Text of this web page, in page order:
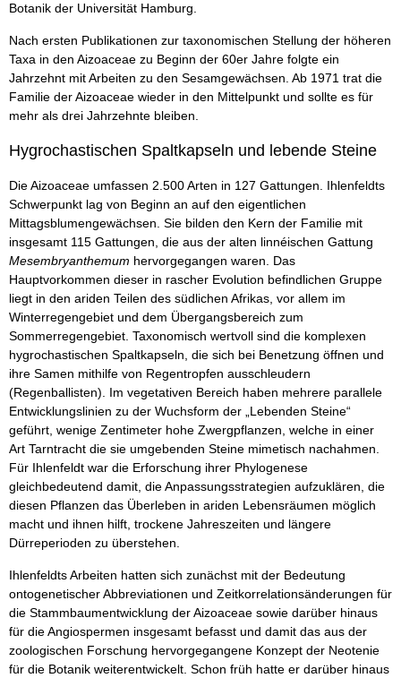
Botanik der Universität Hamburg.
Nach ersten Publikationen zur taxonomischen Stellung der höheren
Taxa in den Aizoaceae zu Beginn der 60er Jahre folgte ein
Jahrzehnt mit Arbeiten zu den Sesamgewächsen. Ab 1971 trat die
Familie der Aizoaceae wieder in den Mittelpunkt und sollte es für
mehr als drei Jahrzehnte bleiben.
Hygrochastischen Spaltkapseln und lebende Steine
Die Aizoaceae umfassen 2.500 Arten in 127 Gattungen. Ihlenfeldts
Schwerpunkt lag von Beginn an auf den eigentlichen
Mittagsblumengewächsen. Sie bilden den Kern der Familie mit
insgesamt 115 Gattungen, die aus der alten linnéischen Gattung
Mesembryanthemum hervorgegangen waren. Das
Hauptvorkommen dieser in rascher Evolution befindlichen Gruppe
liegt in den ariden Teilen des südlichen Afrikas, vor allem im
Winterregengebiet und dem Übergangsbereich zum
Sommerregengebiet. Taxonomisch wertvoll sind die komplexen
hygrochastischen Spaltkapseln, die sich bei Benetzung öffnen und
ihre Samen mithilfe von Regentropfen ausschleudern
(Regenballisten). Im vegetativen Bereich haben mehrere parallele
Entwicklungslinien zu der Wuchsform der „Lebenden Steine“
geführt, wenige Zentimeter hohe Zwergpflanzen, welche in einer
Art Tarntracht die sie umgebenden Steine mimetisch nachahmen.
Für Ihlenfeldt war die Erforschung ihrer Phylogenese
gleichbedeutend damit, die Anpassungsstrategien aufzuklären, die
diesen Pflanzen das Überleben in ariden Lebensräumen möglich
macht und ihnen hilft, trockene Jahreszeiten und längere
Dürreperioden zu überstehen.
Ihlenfeldts Arbeiten hatten sich zunächst mit der Bedeutung
ontogenetischer Abbreviationen und Zeitkorrelationsänderungen für
die Stammbaumentwicklung der Aizoaceae sowie darüber hinaus
für die Angiospermen insgesamt befasst und damit das aus der
zoologischen Forschung hervorgegangene Konzept der Neotenie
für die Botanik weiterentwickelt. Schon früh hatte er darüber hinaus